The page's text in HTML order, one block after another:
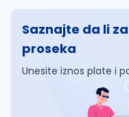
Saznajte da li
proseka
Unesite iznos plate i